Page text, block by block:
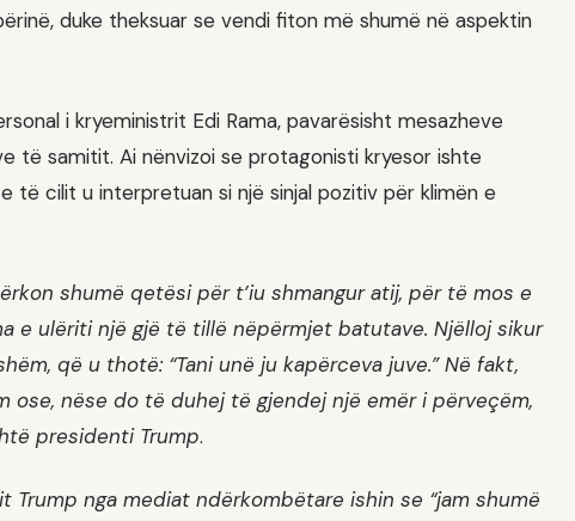
duke theksuar se vendi fiton më shumë në aspektin
i kryeministrit Edi Rama, pavarësisht mesazheve
të samitit. Ai nënvizoi se protagonisti kryesor ishte
të cilit u interpretuan si një sinjal pozitiv për klimën e
shumë qetësi për t’iu shmangur atij, për të mos e
e ulëriti një gjë të tillë nëpërmjet batutave. Njëlloj sikur
që u thotë: “Tani unë ju kapërceva juve.” Në fakt,
nëse do të duhej të gjendej një emër i përveçëm,
presidenti Trump.
nga mediat ndërkombëtare ishin se “jam shumë